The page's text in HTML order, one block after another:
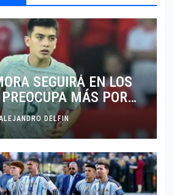
SEGUIRÁ EN LOS
PREOCUPA MÁS POR
EQUIPO.
DELFIN